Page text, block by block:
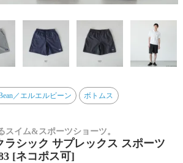
／エルエルビーン ボトムス
スイム&スポーツショーツ。
ラシック サプレックス スポーツ
[ネコポス可]